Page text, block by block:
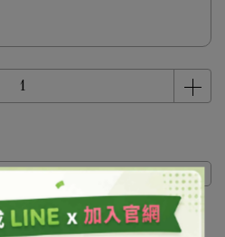
商品介紹